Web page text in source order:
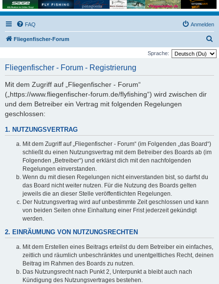
FAQ Anmelden
Fliegenfischer-Forum
u
Sprache:
Fliegenfischer - Forum - Registrierung
Mit dem Zugriff auf „Fliegenfischer - Forum“
(„https://www.fliegenfischer-forum.de/flyfishing“) wird zwischen dir
und dem Betreiber ein Vertrag mit folgenden Regelungen
geschlossen:
1. NUTZUNGSVERTRAG
Mit dem Zugriff auf „Fliegenfischer - Forum“ (im Folgenden „das Board“)
schließt du einen Nutzungsvertrag mit dem Betreiber des Boards ab (im
Folgenden „Betreiber“) und erklärst dich mit den nachfolgenden
Regelungen einverstanden.
Wenn du mit diesen Regelungen nicht einverstanden bist, so darfst du
das Board nicht weiter nutzen. Für die Nutzung des Boards gelten
jeweils die an dieser Stelle veröffentlichten Regelungen.
Der Nutzungsvertrag wird auf unbestimmte Zeit geschlossen und kann
von beiden Seiten ohne Einhaltung einer Frist jederzeit gekündigt
werden.
2. EINRÄUMUNG VON NUTZUNGSRECHTEN
Mit dem Erstellen eines Beitrags erteilst du dem Betreiber ein einfaches,
zeitlich und räumlich unbeschränktes und unentgeltliches Recht, deinen
Beitrag im Rahmen des Boards zu nutzen.
Das Nutzungsrecht nach Punkt 2, Unterpunkt a bleibt auch nach
Kündigung des Nutzungsvertrages bestehen.